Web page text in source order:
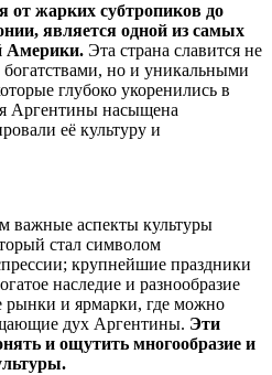
от жарких субтропиков до
является одной из самых
Америки. Эта страна славится не
но и уникальными
глубоко укоренились в
Аргентины насыщена
её культуру и
важные аспекты культуры
стал символом
крупнейшие праздники
наследие и разнообразие
рынки и ярмарки, где можно
дух Аргентины. Эти
и ощутить многообразие и